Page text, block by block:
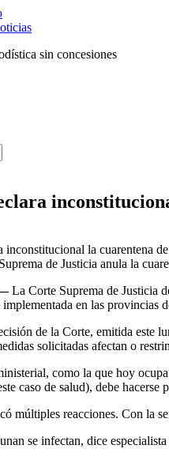
sin concesiones
de Justicia anula la
La Corte Suprema de Justicia
en las provincias
de la Corte, emitida este
solicitadas afectan o
como la que hoy
caso de salud), debe
múltiples reacciones. Con la
se infectan, dice